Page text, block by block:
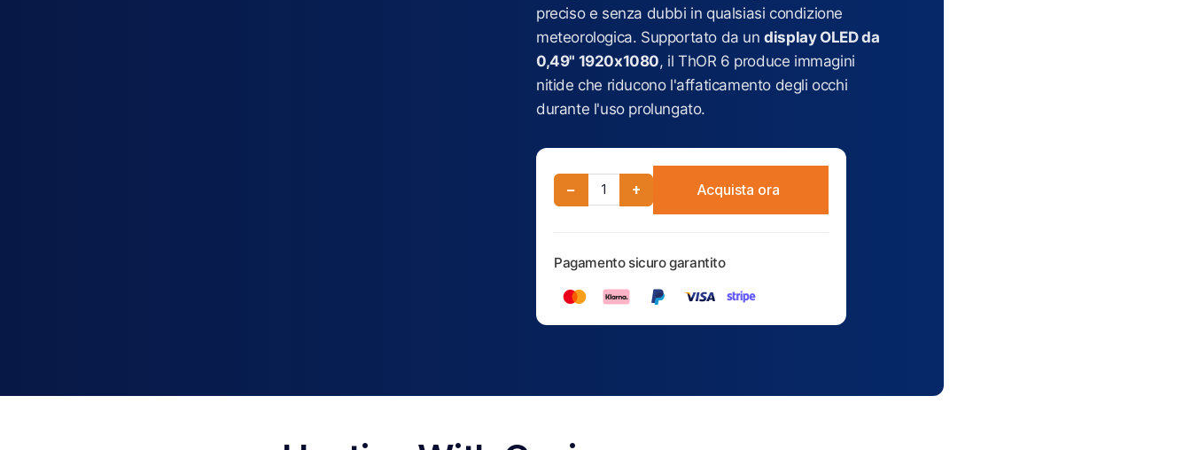
preciso e senza dubbi in qualsiasi condizione
meteorologica. Supportato da undisplay OLED da
0,49" 1920x1080, il ThOR 6 produce immagini
nitide che riducono l'affaticamento degli occhi
durante l'uso prolungato.
− + Acquista ora
Pagamento sicuro garantito